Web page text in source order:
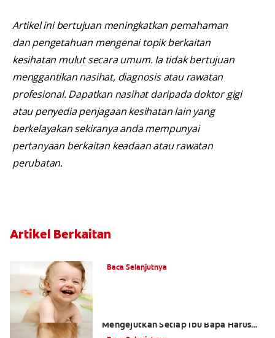
Artikel ini bertujuan meningkatkan pemahaman
dan pengetahuan mengenai topik berkaitan
kesihatan mulut secara umum. Ia tidak bertujuan
menggantikan nasihat, diagnosis atau rawatan
profesional. Dapatkan nasihat daripada doktor gigi
atau penyedia penjagaan kesihatan lain yang
berkelayakan sekiranya anda mempunyai
pertanyaan berkaitan keadaan atau rawatan
perubatan.
Artikel Berkaitan
Baca Selanjutnya
Mengejutkan Setiap Ibu Bapa Harus
Tahu